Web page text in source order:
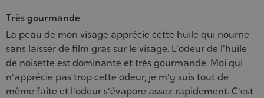
Très gourmande
La peau de mon visage apprécie cette huile qui nourrie
sans laisser de film gras sur le visage. L'odeur de l'huile
de noisette est dominante et très gourmande. Moi qui
n'apprécie pas trop cette odeur, je m'y suis tout de
même faite et l'odeur s'évapore assez rapidement. C'est